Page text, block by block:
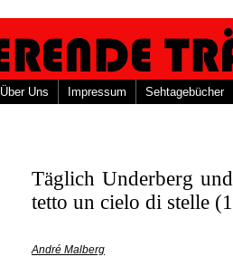
Über Uns Impressum Sehtagebücher
Täglich Underberg
tetto un cielo di stelle
André Malberg